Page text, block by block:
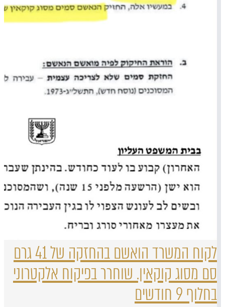
לקוח המשרד הואשם בהחזקה של 41 גרם
סם מסוג קוקאין. שוחרר בפיקוח אלקטרוני
בחלוף 9 חודשים